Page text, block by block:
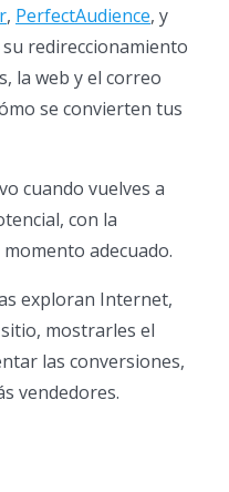
, PerfectAudience, y
redireccionamiento
la web y el correo
se convierten tus
cuando vuelves a
con la
adecuado.
exploran Internet,
mostrarles el
las conversiones,
vendedores.